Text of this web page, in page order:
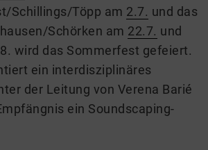
Schillings/Töpp am 2.7. und das
Schörken am 22.7. und
wird das Sommerfest gefeiert.
ein interdisziplinäres
der Leitung von Verena Barié
ein Soundscaping-